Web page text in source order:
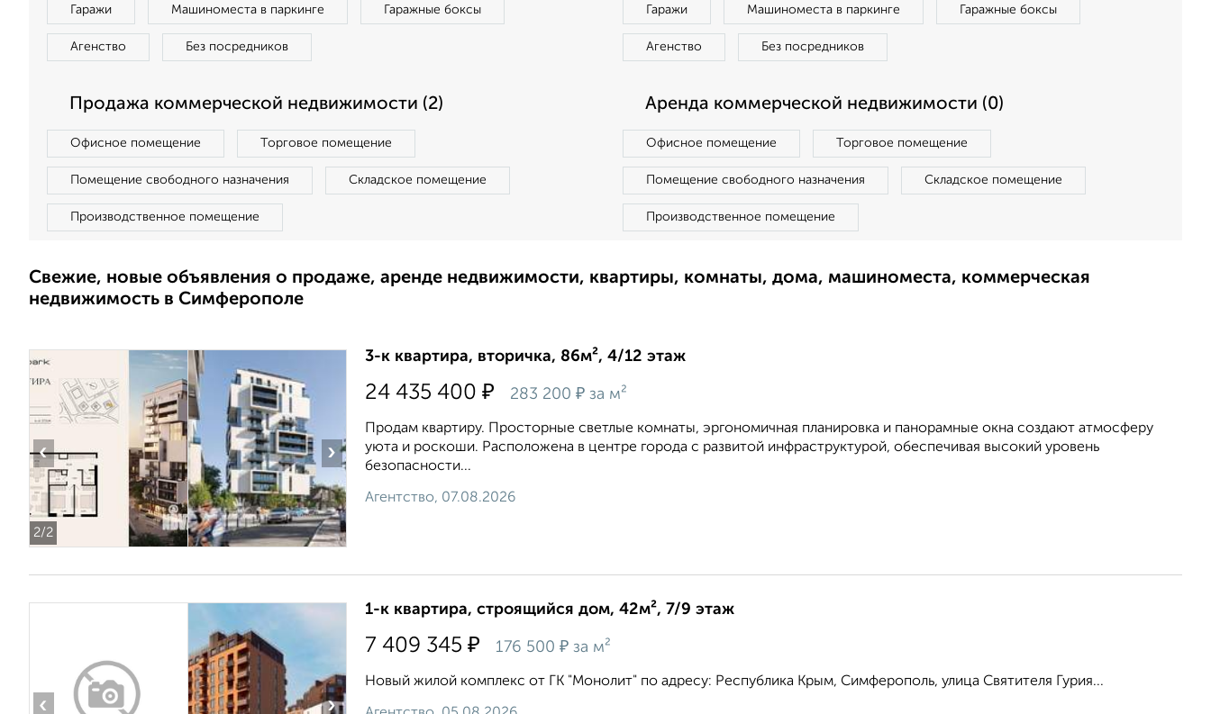
Гаражи Машиноместа в паркинге Гаражные боксы
Агенство Без посредников
Гаражи Машиноместа в паркинге Гаражные боксы
Агенство Без посредников
Продажа коммерческой недвижимости (2)
Офисное помещение Торговое помещение
Помещение свободного назначения Складское помещение
Производственное помещение
Аренда коммерческой недвижимости (0)
Офисное помещение Торговое помещение
Помещение свободного назначения Складское помещение
Производственное помещение
Свежие, новые объявления о продаже, аренде недвижимости, квартиры, комнаты, дома, машиноместа, коммерческая
недвижимость в Симферополе
2/2
‹ ›
3-к квартира, вторичка, 86м², 4/12 этаж
24 435 400 ₽ 283 200 ₽ за м²
Продам квартиру. Просторные светлые комнаты, эргономичная планировка и панорамные окна создают атмосферу
уюта и роскоши. Расположена в центре города с развитой инфраструктурой, обеспечивая высокий уровень
безопасности...
Агентство, 07.08.2026
‹ ›
1-к квартира, строящийся дом, 42м², 7/9 этаж
7 409 345 ₽ 176 500 ₽ за м²
Новый жилой комплекс от ГК "Монолит" по адресу: Республика Крым, Симферополь, улица Святителя Гурия...